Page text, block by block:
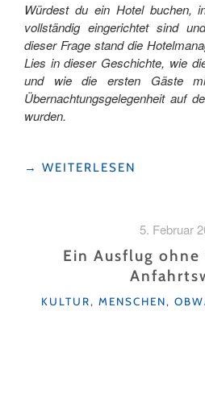
Würdest du ein Hotel buchen,
vollständig eingerichtet sind
dieser Frage stand die
Lies in dieser Geschichte, wie
und wie die ersten Gäste
Übernachtungsgelegenheit auf
wurden.
"FRUTT
→ WEITERLESEN
5. Februar
Ein Ausflug ohne
KATEGORIEN
KULTUR, MENSCHEN,